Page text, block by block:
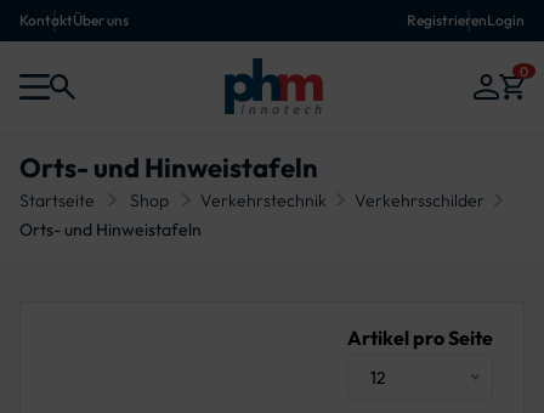
KontaktÜber uns RegistrierenLogin
0
Orts- und Hinweistafeln
Startseite Shop Verkehrstechnik
Verkehrsschilder
Orts- und Hinweistafeln
Artikel pro Seite
12